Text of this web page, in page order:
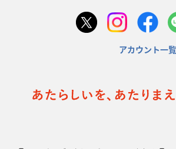
アカウント一覧